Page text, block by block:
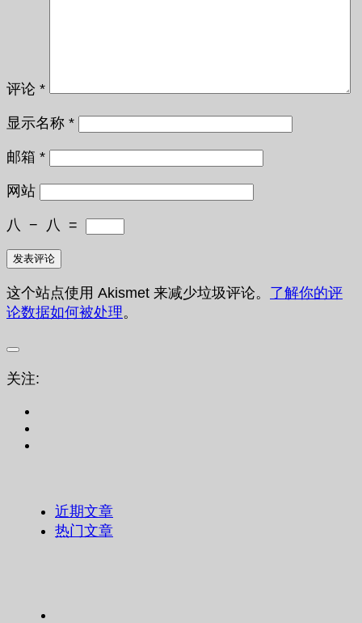
评论 *
显示名称 *
邮箱 *
网站
八 − 八 =
这个站点使用 Akismet 来减少垃圾评论。 了解你的评
论数据如何被处理。
关注:
近期文章
热门文章